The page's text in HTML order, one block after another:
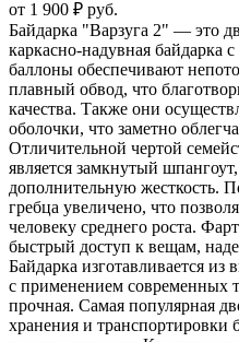
от 1 900 ₽ руб.
Байдарка "Варзуга 2" — это
каркасно-надувная байдарка
баллоны обеспечивают
плавный обвод, что
качества. Также они
оболочки, что заметно
Отличительной чертой
является замкнутый
дополнительную жесткость.
гребца увеличено, что
человеку среднего роста.
быстрый доступ к вещам,
Байдарка изготавливается из
с применением современных
прочная. Самая популярная
хранения и транспортировки